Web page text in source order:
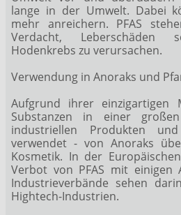
lange in der Umwelt. Dabei
mehr anreichern. PFAS
Verdacht, Leberschäden
Hodenkrebs zu verursachen.
Verwendung in Anoraks und
Aufgrund ihrer einzigartigen
Substanzen in einer
industriellen Produkten und
verwendet - von Anoraks
Kosmetik. In der
Verbot von PFAS mit einigen
Industrieverbände sehen
Hightech-Industrien.